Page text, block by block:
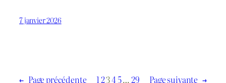
7 janvier 2026
← Page précédente 12345…29 Page suivante →